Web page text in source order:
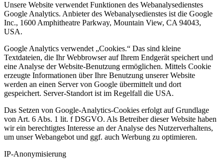
Unsere Website verwendet Funktionen des Webanalysedienstes
Google Analytics. Anbieter des Webanalysedienstes ist die Google
Inc., 1600 Amphitheatre Parkway, Mountain View, CA 94043,
USA.
Google Analytics verwendet „Cookies.“ Das sind kleine
Textdateien, die Ihr Webbrowser auf Ihrem Endgerät speichert und
eine Analyse der Website-Benutzung ermöglichen. Mittels Cookie
erzeugte Informationen über Ihre Benutzung unserer Website
werden an einen Server von Google übermittelt und dort
gespeichert. Server-Standort ist im Regelfall die USA.
Das Setzen von Google-Analytics-Cookies erfolgt auf Grundlage
von Art. 6 Abs. 1 lit. f DSGVO. Als Betreiber dieser Website haben
wir ein berechtigtes Interesse an der Analyse des Nutzerverhaltens,
um unser Webangebot und ggf. auch Werbung zu optimieren.
IP-Anonymisierung